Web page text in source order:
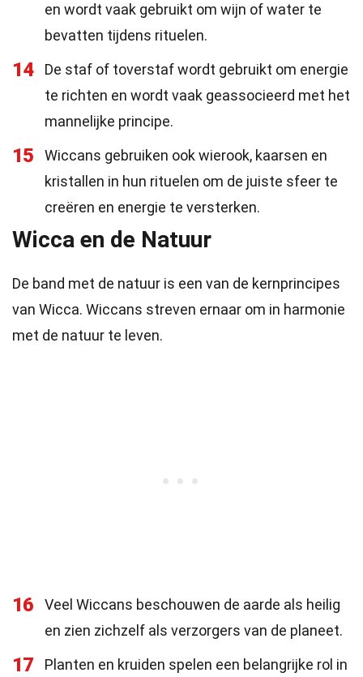
en wordt vaak gebruikt om wijn of water te
bevatten tijdens rituelen.
14
De staf of toverstaf wordt gebruikt om energie
te richten en wordt vaak geassocieerd met het
mannelijke principe.
15
Wiccans gebruiken ook wierook, kaarsen en
kristallen in hun rituelen om de juiste sfeer te
creëren en energie te versterken.
Wicca en de Natuur
De band met de natuur is een van de kernprincipes
van Wicca. Wiccans streven ernaar om in harmonie
met de natuur te leven.
16
Veel Wiccans beschouwen de aarde als heilig
en zien zichzelf als verzorgers van de planeet.
17
Planten en kruiden spelen een belangrijke rol in